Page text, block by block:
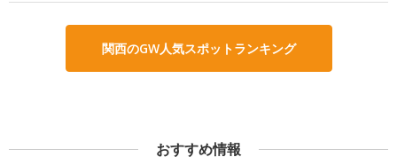
関西のGW人気スポットランキング
おすすめ情報